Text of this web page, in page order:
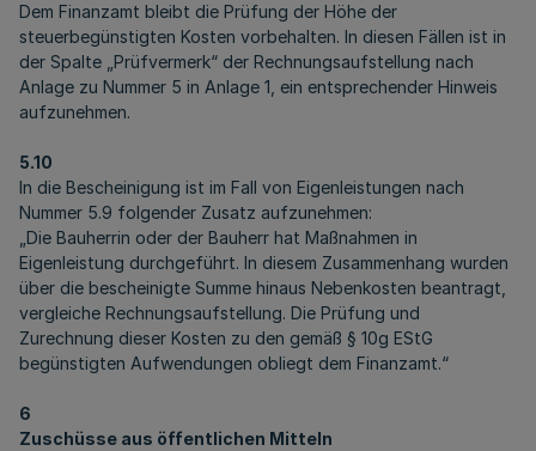
Dem Finanzamt bleibt die Prüfung der Höhe der
steuerbegünstigten Kosten vorbehalten. In diesen Fällen ist in
der Spalte „Prüfvermerk“ der Rechnungsaufstellung nach
Anlage zu Nummer 5 in Anlage 1, ein entsprechender Hinweis
aufzunehmen.
5.10
In die Bescheinigung ist im Fall von Eigenleistungen nach
Nummer 5.9 folgender Zusatz aufzunehmen:
„Die Bauherrin oder der Bauherr hat Maßnahmen in
Eigenleistung durchgeführt. In diesem Zusammenhang wurden
über die bescheinigte Summe hinaus Nebenkosten beantragt,
vergleiche Rechnungsaufstellung. Die Prüfung und
Zurechnung dieser Kosten zu den gemäß § 10g EStG
begünstigten Aufwendungen obliegt dem Finanzamt.“
6
Zuschüsse aus öffentlichen Mitteln